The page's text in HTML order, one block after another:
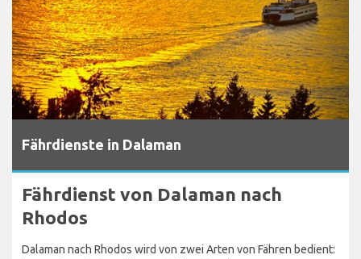
Fährdienste in Dalaman
Fährdienst von Dalaman nach
Rhodos
Dalaman nach Rhodos wird von zwei Arten von Fähren bedient: